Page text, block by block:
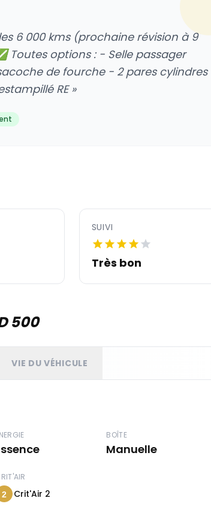
6 000 kms (prochaine révision à 9
Toutes options : - Selle passager
de fourche - 2 pares cylindres
RE »
SUIVI
Très bon
500
VIE DU VÉHICULE
BOÎTE
Manuelle
2 Crit'Air 2